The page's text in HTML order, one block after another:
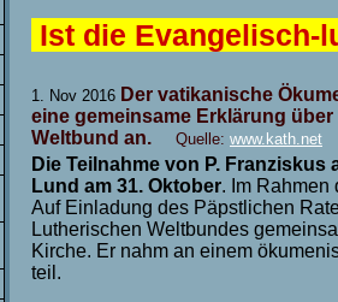
Ist die
1. Nov 2016 Der vatikanische
eine gemeinsame Erklärung
Weltbund an. Quelle: www.kath.net
Die Teilnahme von P.
Lund am 31. Oktober. Im Rahmen
Auf Einladung des Päpstlichen
Lutherischen Weltbundes
Kirche. Er nahm an einem
teil.